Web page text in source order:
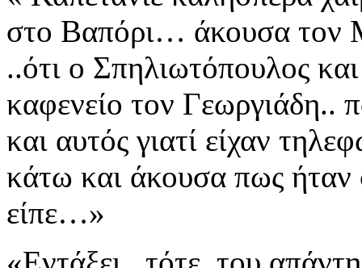
στο Βαπόρι… άκουσα
..ότι ο Σπηλιωτόπουλος
καφενείο τον Γεωργιάδη..
και αυτός γιατί είχαν
κάτω και άκουσα πως ήταν
είπε…»